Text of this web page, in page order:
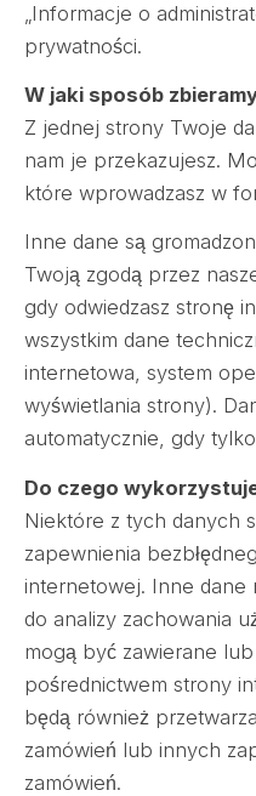
„Informacje o
prywatności.
W jaki sposób
Z jednej strony Twoje
nam je przekazujesz.
które wprowadzasz w
Inne dane są
Twoją zgodą przez
gdy odwiedzasz stronę
wszystkim dane
internetowa, system
wyświetlania strony).
automatycznie, gdy
Do czego
Niektóre z tych danych
zapewnienia
internetowej. Inne dane
do analizy zachowania
mogą być zawierane
pośrednictwem strony
będą również
zamówień lub innych
zamówień.